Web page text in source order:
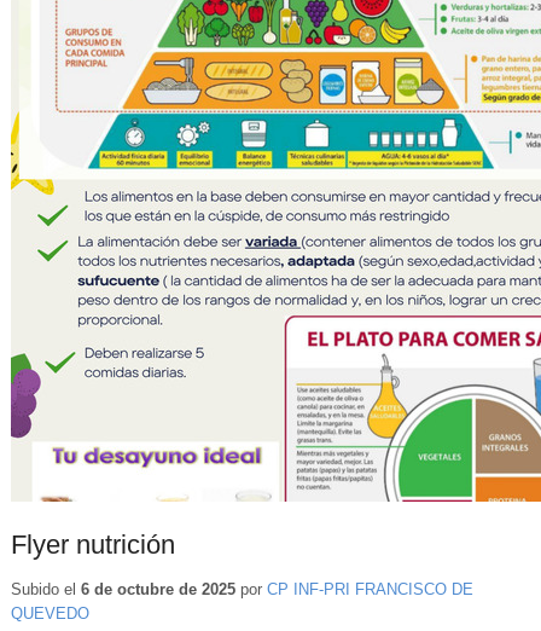
Flyer nutrición
Subido el 6 de octubre de 2025por CP INF-PRI FRANCISCO DE
QUEVEDO